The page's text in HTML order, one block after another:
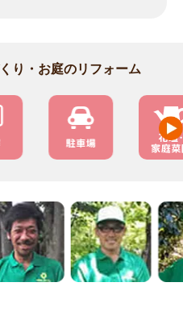
り・お庭のリフォーム